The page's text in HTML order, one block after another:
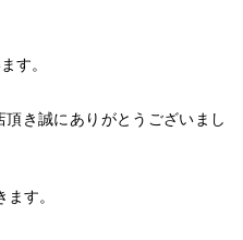
す。
き誠にありがとうございまし
す。